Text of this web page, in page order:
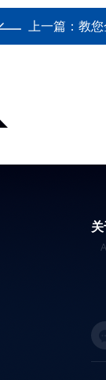
上一篇： 教